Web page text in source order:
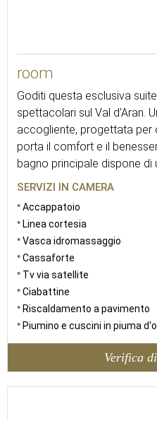
room
Goditi questa esclusiva
spettacolari sul Val d’Aran.
accogliente, progettata per
porta il comfort e il
bagno principale dispone
SERVIZI IN CAMERA
Accappatoio
Linea cortesia
Vasca idromassaggio
Cassaforte
Tv via satellite
Ciabattine
Riscaldamento a pavimento
Piumino e cuscini in piuma
Verifica